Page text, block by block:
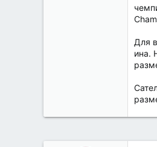
Для
ина.